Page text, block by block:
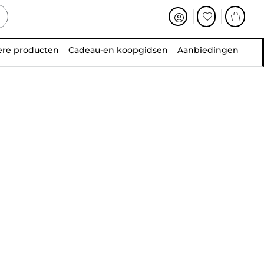
producten Cadeau-en koopgidsen Aanbiedingen